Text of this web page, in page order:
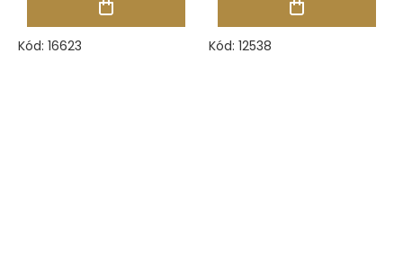
Kód: 16623 Kód: 12538